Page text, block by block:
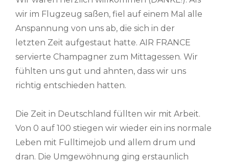
wir im Flugzeug saßen, fiel auf einem Mal alle
Anspannung von uns ab, die sich in der
letzten Zeit aufgestaut hatte. AIR FRANCE
servierte Champagner zum Mittagessen. Wir
fühlten uns gut und ahnten, dass wir uns
richtig entschieden hatten.
Die Zeit in Deutschland füllten wir mit Arbeit.
Von 0 auf 100 stiegen wir wieder ein ins normale
Leben mit Fulltimejob und allem drum und
dran. Die Umgewöhnung ging erstaunlich